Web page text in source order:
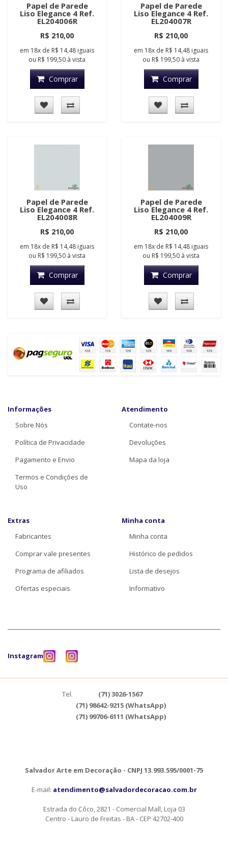
Papel de Parede
Liso Elegance 4 Ref.
EL204006R
R$ 210,00
em 18x de R$ 14,48 iguais
ou R$ 199,50 à vista
Comprar
Papel de Parede
Liso Elegance 4 Ref.
EL204007R
R$ 210,00
em 18x de R$ 14,48 iguais
ou R$ 199,50 à vista
Comprar
Papel de Parede
Liso Elegance 4 Ref.
EL204008R
R$ 210,00
em 18x de R$ 14,48 iguais
ou R$ 199,50 à vista
Comprar
Papel de Parede
Liso Elegance 4 Ref.
EL204009R
R$ 210,00
em 18x de R$ 14,48 iguais
ou R$ 199,50 à vista
Comprar
Informações
Sobre Nós
Política de Privacidade
Pagamento e Envio
Termos e Condições de
Uso
Atendimento
Contate-nos
Devoluções
Mapa da loja
Extras
Fabricantes
Comprar vale presentes
Programa de afiliados
Ofertas especiais
Minha conta
Minha conta
Histórico de pedidos
Lista de desejos
Informativo
Instagram
Tel.
(71) 3026-1567
(71) 98642-9215 (WhatsApp)
(71) 99706-6111 (WhatsApp)
Salvador Arte em Decoração - CNPJ 13.993.595/0001-75
E-mail: atendimento@salvadordecoracao.com.br
Estrada do Côco, 2821 - Comercial Mall, Loja 03
Centro - Lauro de Freitas - BA - CEP 42702-400